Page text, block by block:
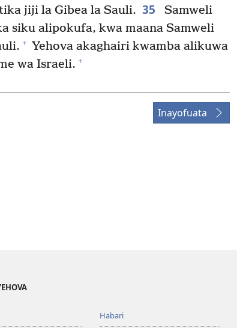
jiji la Gibea la Sauli. 35
Samweli
siku alipokufa, kwa maana Samweli
+ Yehova akaghairi kwamba alikuwa
wa Israeli. +
Inayofuata
Habari